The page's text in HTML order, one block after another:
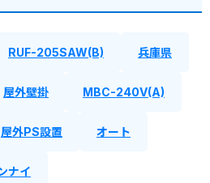
RUF-205SAW(B) 兵庫県
屋外壁掛 MBC-240V(A)
屋外PS設置 オート
ナイ